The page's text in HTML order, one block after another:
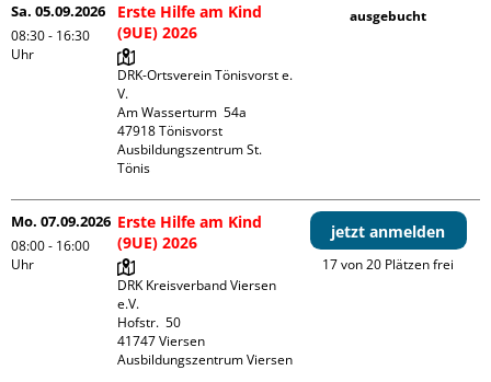
Sa. 05.09.2026
08:30 - 16:30
Uhr
Erste Hilfe am Kind
(9UE) 2026
DRK-Ortsverein Tönisvorst e.
V.
Am Wasserturm  54a
47918 Tönisvorst
Ausbildungszentrum St.
Tönis
ausgebucht
Mo. 07.09.2026
08:00 - 16:00
Uhr
Erste Hilfe am Kind
(9UE) 2026
DRK Kreisverband Viersen
e.V.
Hofstr.  50
41747 Viersen
Ausbildungszentrum Viersen
jetzt anmelden
17 von 20 Plätzen frei